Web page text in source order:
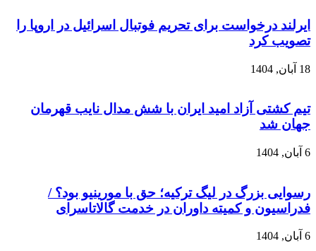
ایرلند درخواست برای تحریم فوتبال اسرائیل در اروپا را
تصویب کرد
18 آبان, 1404
تیم کشتی آزاد امید ایران با شش مدال نایب قهرمان
جهان شد
6 آبان, 1404
رسوایی بزرگ در لیگ ترکیه؛ حق با مورینیو بود؟ /
فدراسیون و کمیته داوران در خدمت گالاتاسرای
6 آبان, 1404